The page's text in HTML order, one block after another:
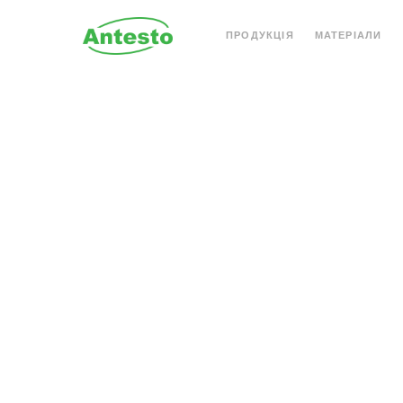
ПРОДУКЦІЯ МАТЕРІАЛИ